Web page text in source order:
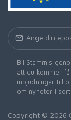
Bli Stammis
att du kommer
inbjudningar till
om nyheter i
Copyright © 2026